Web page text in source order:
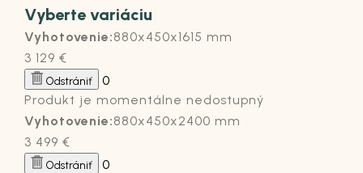
Vyberte variáciu
Vyhotovenie:880x450x1615 mm
3 129 €
Odstrániť
0
Produkt je momentálne nedostupný
Vyhotovenie:880x450x2400 mm
3 499 €
Odstrániť
0